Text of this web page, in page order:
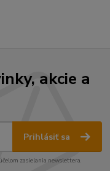
akcie a
Prihlásiť sa
zasielania newslettera.